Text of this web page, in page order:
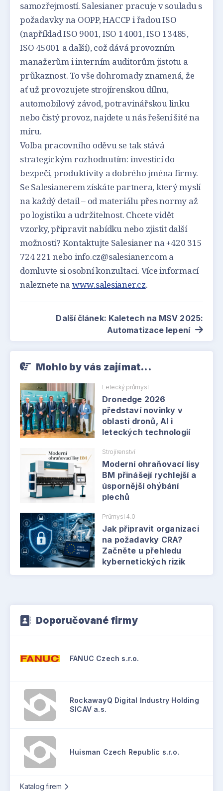
samozřejmostí. Salesianer pracuje v souladu s
požadavky na OOPP, HACCP i řadou ISO
(například ISO 9001, ISO 14001, ISO 13485,
ISO 45001 a další), což dává provozním
manažerům i interním auditorům jistotu a
průkaznost. To vše dohromady znamená, že
ať už provozujete strojírenskou dílnu,
automobilový závod, potravinářskou linku
nebo čistý provoz, najdete u nás řešení šité na
míru.
Volba pracovního oděvu se tak stává
strategickým rozhodnutím: investicí do
bezpečí, produktivity a dobrého jména firmy.
Se Salesianerem získáte partnera, který myslí
na každý detail – od materiálu přes normy až
po logistiku a udržitelnost. Chcete vidět
vzorky, připravit nabídku nebo zjistit další
možnosti? Kontaktujte Salesianer na +420 315
724 221 nebo info.cz@salesianer.com a
domluvte si osobní konzultaci. Více informací
naleznete na www.salesianer.cz.
Další článek: Kaletech na MSV 2025:
Automatizace lepení
Mohlo by vás zajímat...
Letecký průmysl
Dronedge 2026
představí novinky v
oblasti dronů, AI i
leteckých technologií
Strojírenství
Moderní ohraňovací lisy
BM přinášejí rychlejší a
úspornější ohýbání
plechů
Průmysl 4.0
Jak připravit organizaci
na požadavky CRA?
Začněte u přehledu
kybernetických rizik
Doporučované firmy
FANUC Czech s.r.o.
RockawayQ Digital Industry Holding
SICAV a.s.
Huisman Czech Republic s.r.o.
Katalog firem